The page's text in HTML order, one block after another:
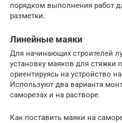
порядком выполнения работ
разметки.
Линейные маяки
Для начинающих строителей
установку маяков для стяжки
ориентируясь на устройство
Используют два варианта
саморезах и на растворе.
Как поставить маяки на